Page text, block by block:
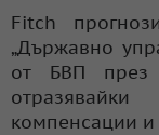
Fitch
„Държавно
от БВП през
компенсации